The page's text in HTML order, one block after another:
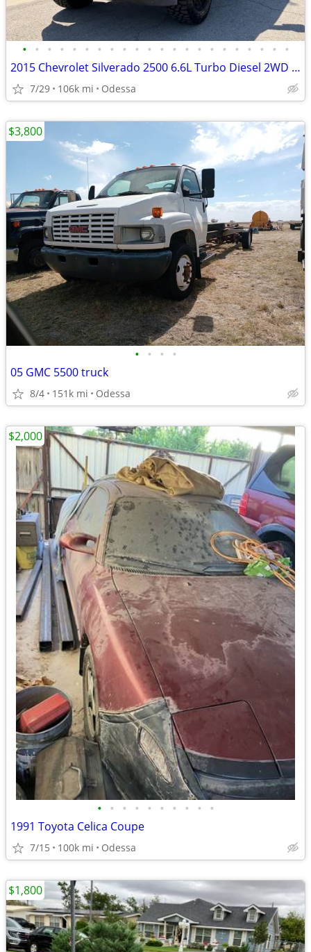
• • • • • • • • • • • • • • • • • • • • • •
2015 Chevrolet Silverado 2500 6.6L Turbo Diesel 2WD LT
7/29 106k mi Odessa
• • • •
05 GMC 5500 truck
8/4 151k mi Odessa
$3,800
• • • • • • • • • •
1991 Toyota Celica Coupe
7/15 100k mi Odessa
$2,000
$1,800